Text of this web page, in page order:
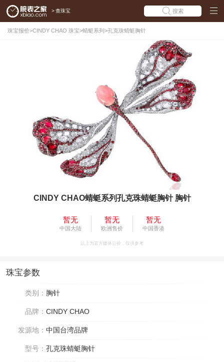
> 查珠宝 搜索
珠宝报价>CINDY CHAO 珠宝>蜻蜓系列 >孔克珠蜻蜓胸针
CINDY CHAO蜻蜓系列孔克珠蜻蜓胸针 胸针
暂无
中国大陆
暂无
欧洲售价
暂无
中国香港
以上为官方媒体公价，仅供参考
珠宝参数
类别： 胸针
品牌： CINDY CHAO
发源地： 中国台湾品牌
型号： 孔克珠蜻蜓胸针